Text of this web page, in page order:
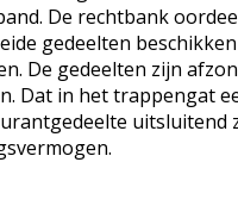
De rechtbank
gedeelten
De gedeelten zijn
Dat in het trappengat